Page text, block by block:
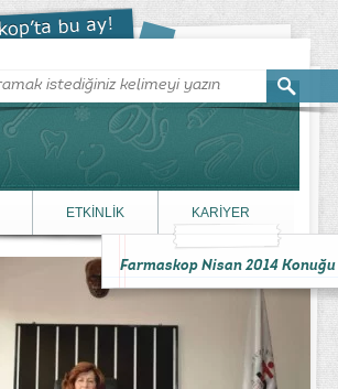
ETKİNLİK KARİYER
Farmaskop Nisan 2014 Konuğu